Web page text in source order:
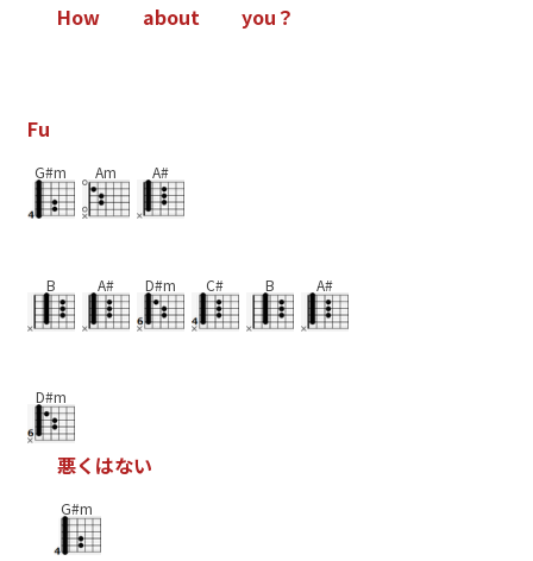
How about you ？
Fu
G#m Am A#
B A# D#m C# B A#
D#m
悪く はない
G#m